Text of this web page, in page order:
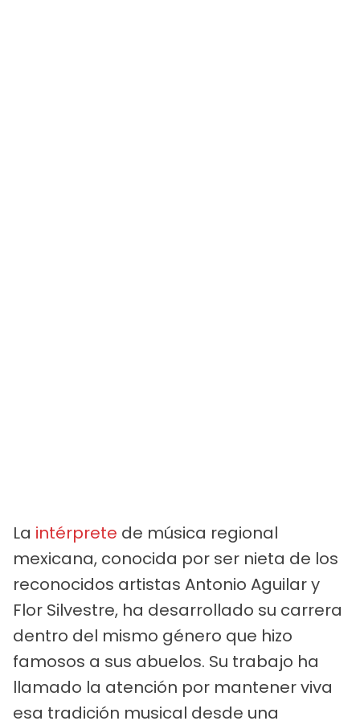
La intérprete de música regional
mexicana, conocida por ser nieta de los
reconocidos artistas Antonio Aguilar y
Flor Silvestre, ha desarrollado su carrera
dentro del mismo género que hizo
famosos a sus abuelos. Su trabajo ha
llamado la atención por mantener viva
esa tradición musical desde una